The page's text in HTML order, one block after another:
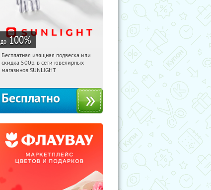
до 100%
20:55:04 Получили:
Россия
Бесплатная изящная подвеска или
скидка 500р. в сети ювелирных
магазинов SUNLIGHT
Бесплатно